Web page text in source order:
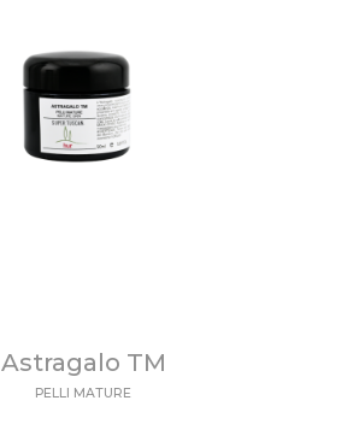
Astragalo TM
PELLI MATURE